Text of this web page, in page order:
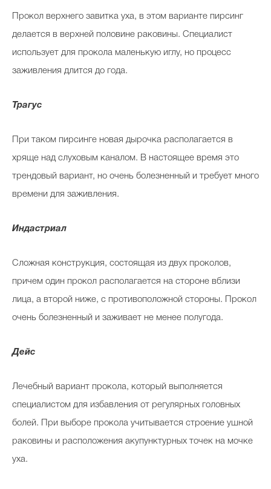
Прокол верхнего завитка уха, в этом варианте пирсинг
делается в верхней половине раковины. Специалист
использует для прокола маленькую иглу, но процесс
заживления длится до года.
Трагус
При таком пирсинге новая дырочка располагается в
хряще над слуховым каналом. В настоящее время это
трендовый вариант, но очень болезненный и требует много
времени для заживления.
Индастриал
Сложная конструкция, состоящая из двух проколов,
причем один прокол располагается на стороне вблизи
лица, а второй ниже, с противоположной стороны. Прокол
очень болезненный и заживает не менее полугода.
Дейс
Лечебный вариант прокола, который выполняется
специалистом для избавления от регулярных головных
болей. При выборе прокола учитывается строение ушной
раковины и расположения акупунктурных точек на мочке
уха.